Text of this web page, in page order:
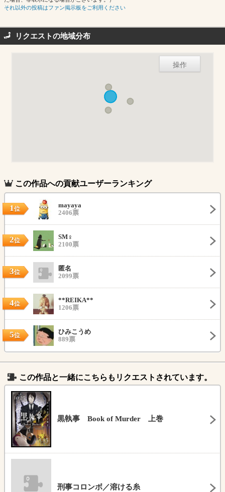
それ以外の投稿はファン掲示板をご利用ください
リクエストの地域分布
操作
この作品への貢献ユーザーランキング
1位
mayaya
2406票
2位
SM♀
2100票
3位
匿名
2099票
4位
**REIKA**
1206票
5位
ひみこうめ
889票
この作品と一緒にこちらもリクエストされています。
黒執事 Book of Murder 上巻
刑事コロンボ／溶ける糸